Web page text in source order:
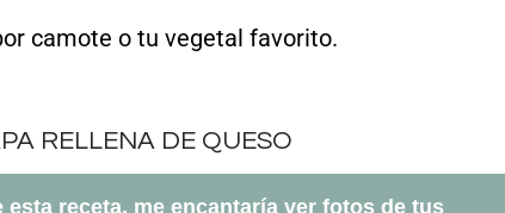
camote o tu vegetal favorito.
esta receta, me encantaría ver fotos de tus